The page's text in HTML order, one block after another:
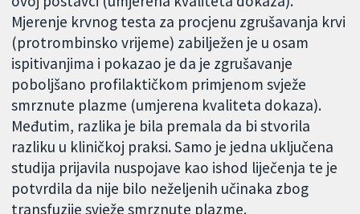
Mjerenje krvnog testa za procjenu zgrušavanja krvi
(protrombinsko vrijeme) zabilježen je u osam
ispitivanjima i pokazao je da je zgrušavanje
poboljšano profilaktičkom primjenom svježe
smrznute plazme (umjerena kvaliteta dokaza).
Međutim, razlika je bila premala da bi stvorila
razliku u kliničkoj praksi. Samo je jedna uključena
studija prijavila nuspojave kao ishod liječenja te je
potvrdila da nije bilo neželjenih učinaka zbog
transfuzije svježe smrznute plazme.